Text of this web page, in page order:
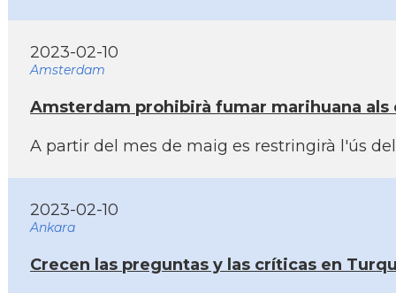
2023-02-10
Amsterdam
Amsterdam prohibirà fumar marihuana
A partir del mes de maig es restringirà l'ús
2023-02-10
Ankara
Crecen las preguntas y las crí­ticas en